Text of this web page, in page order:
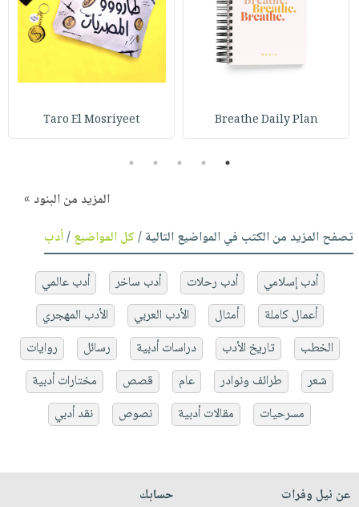
Breathe Daily Plan
Taro El Mosriyeet
1
2
3
4
5
المزيد من البنود »
تصفح المزيد من الكتب في المواضيع التالية /كل المواضيع/أدب
أدب إسلامي أدب رحلات أدب ساخر
أدب عالمي
أعمال كاملة
أمثال الأدب العربي
الأدب المهجري
الخطب
تاريخ الأدب دراسات أدبية رسائل
روايات
شعر
طرائف ونوادر عام قصص
مختارات أدبية
مسرحيات
مقالات أدبية نصوص نقد أدبي
عن نيل وفرات
حسابك